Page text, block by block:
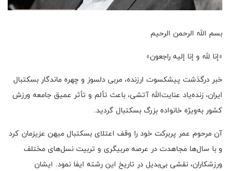
بسم الله الرحمن الرحیم
«إنا لله و إنا إلیه راجعون»
خبر درگذشت پیشکسوت ارزنده، مربی دلسوز و چهره ماندگار بسکتبال
ایران، زنده‌یاد عنایت‌الله آتشی، باعث تألم و تأثر عمیق جامعه ورزش
کشور به‌ویژه خانواده بزرگ بسکتبال گردید.
آن مرحوم عمر پربرکت خود را وقف اعتلای بسکتبال میهن عزیزمان کرد
و با سال‌ها مجاهدت در عرصه مربیگری و تربیت نسل‌های مختلف
ورزشکاران، نقشی بی‌بدیل در تاریخ این رشته ایفا نمود. ایشان